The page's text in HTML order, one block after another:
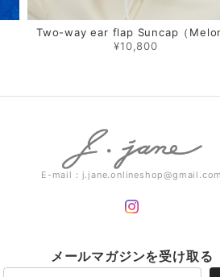
Two-way ear flap Suncap（
¥10,800
E-mail：
メールマガジンを受け取る